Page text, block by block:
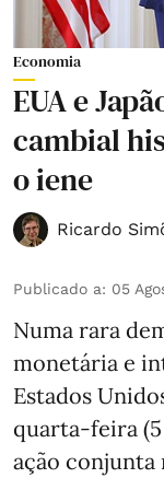
Economia
EUA e
cambial
o iene
Ricardo
Publicado a: 05
Numa rara
monetária e
Estados
quarta-feira (5
ação conjunta